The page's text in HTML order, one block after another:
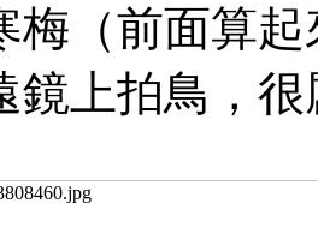
梅（前面算
鏡上拍鳥，